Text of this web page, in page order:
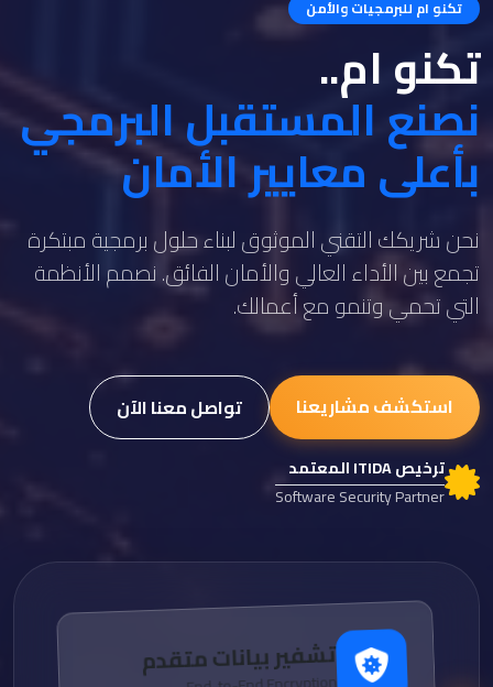
تكنو ام للبرمجيات والأمن
تكنو ام..
نصنع المستقبل البرمجي
بأعلى معايير الأمان
نحن شريكك التقني الموثوق لبناء حلول برمجية مبتكرة
تجمع بين الأداء العالي والأمان الفائق. نصمم الأنظمة
التي تحمي وتنمو مع أعمالك.
استكشف مشاريعنا تواصل معنا الآن
ترخيص ITIDA المعتمد
Software Security Partner
تشفير بيانات متقدم